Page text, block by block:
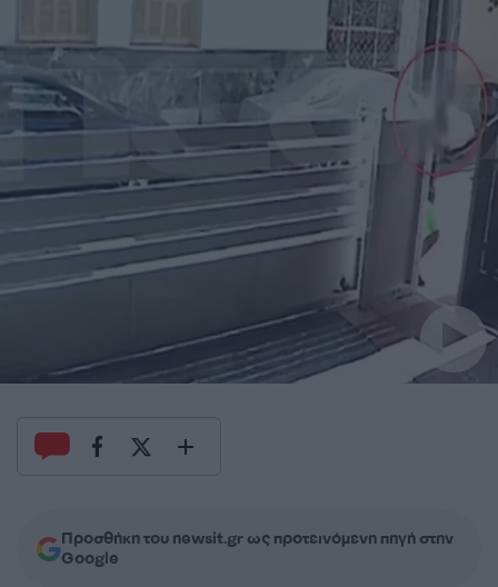
Προσθήκη του newsit.gr ως προτεινόμενη πηγή στην
Google